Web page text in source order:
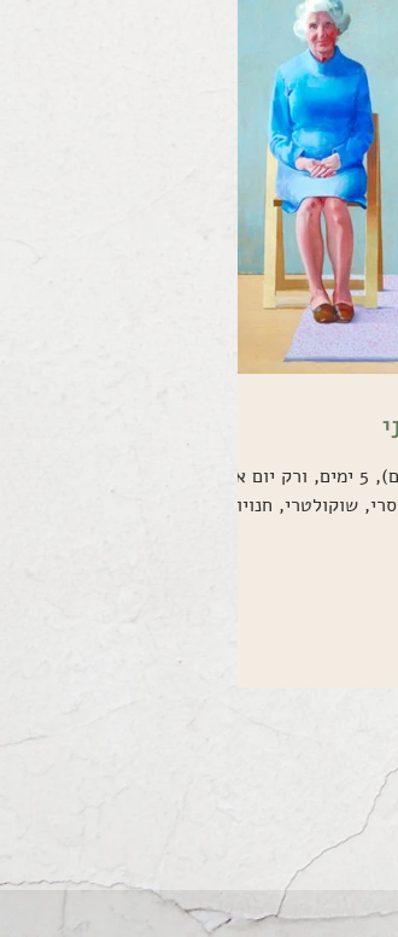
חופשה משפחתית קצרה בצרפת, 8 אנשים (וילדים), 5 ימים, ורק יום אחר
שוקולטרי, חנויות